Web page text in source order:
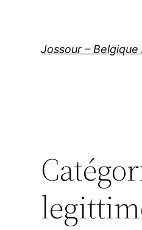
Jossour – Belgique